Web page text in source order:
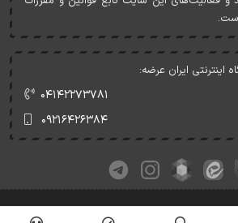
اینترنتی ایران عرضه:
۰۴۱۴۲۲۷۳۷۸۱
۰۹۲۱۶۴۲۶۳۸۴
وبسایت متعلق به ایران عرضه می‌باشد.